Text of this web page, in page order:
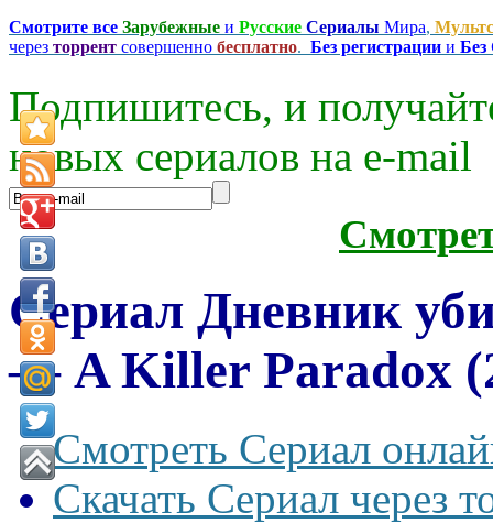
Смотрите все Зарубежные и Русские Сериалы Мира,
через торрент совершенно бесплатно. Без регистрации и
Подпишитесь, и
новых сериалов на e-mаil
Сериал Дневник
— A Killer Paradox
Смотреть Сериал
Скачать Сериал через